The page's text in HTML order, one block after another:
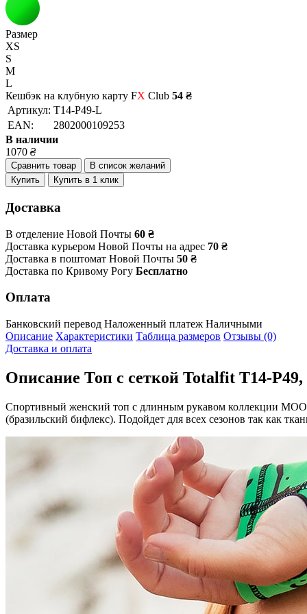
Размер
XS
S
M
L
Кешбэк на клубную карту FX Club 54 ₴
Артикул: T14-P49-L
EAN:
2802000109253
В наличии
1070 ₴
Сравнить товар
В список желаний
Купить
Купить в 1 клик
Доставка
В отделение Новой Почты 60 ₴
Доставка курьером Новой Почты на адрес 70 ₴
Доставка в поштомат Новой Почты 50 ₴
Доставка по Кривому Рогу Бесплатно
Оплата
Банковский перевод Наложенный платеж Наличными
Описание Характеристики Таблица размеров Отзывы (0)
Доставка и оплата
Описание Топ с сеткой Totalfit T14-
Спортивный женский топ с длинным рукавом коллекции
(бразильский бифлекс). Подойдет для всех сезонов так как